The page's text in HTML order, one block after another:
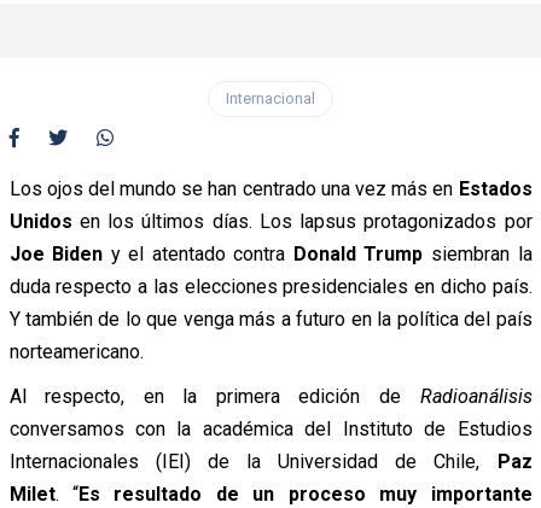
Internacional
Los ojos del mundo se han centrado una vez más en Estados
Unidos en los últimos días. Los lapsus protagonizados por
Joe Biden y el atentado contra Donald Trump siembran la
duda respecto a las elecciones presidenciales en dicho país.
Y también de lo que venga más a futuro en la política del país
norteamericano.
Al respecto, en la primera edición de Radioanálisis
conversamos con la académica del Instituto de Estudios
Internacionales (IEI) de la Universidad de Chile, Paz
Milet. “Es resultado de un proceso muy importante